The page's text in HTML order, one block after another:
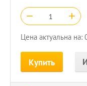
− +
Цена актуальна на:
Купить